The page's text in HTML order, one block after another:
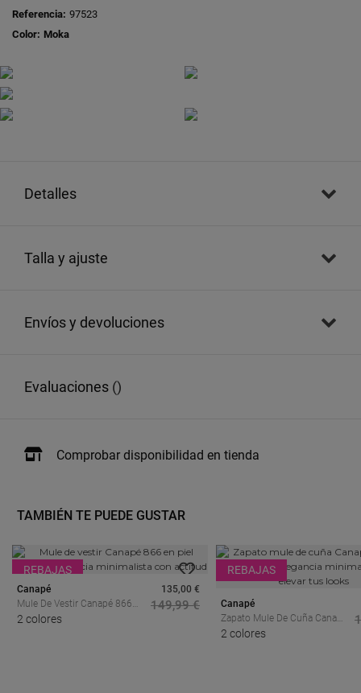
Referencia: 97523
Color: Moka
detalles
talla y ajuste
envíos y devoluciones
evaluaciones ()
Comprobar disponibilidad en tienda
TAMBIÉN TE PUEDE GUSTAR
REBAJAS
Canapé
Mule De Vestir Canapé 866
En Piel Negra – Elegancia
2 colores
135,00 €
149,99 €
REBAJAS
Canapé
Zapato Mule De Cuña Canapé
1302 En Piel Camel –
2 colores